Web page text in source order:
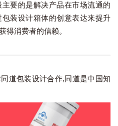
要的是解决产品在市场流通的
装设计箱体的创意表达来提升
得消费者的信赖。
道包装设计合作,同道是中国知